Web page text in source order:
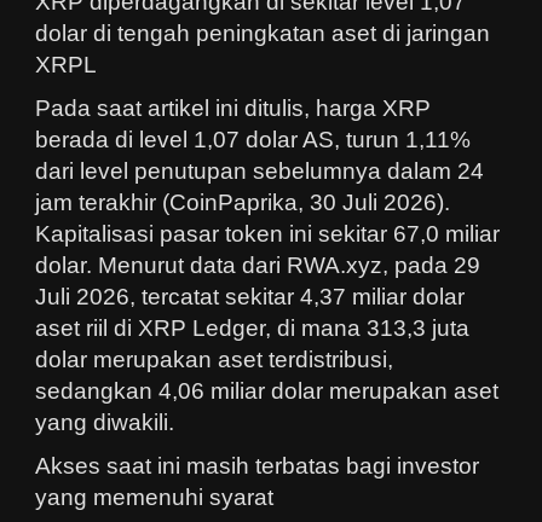
dolar di tengah peningkatan aset di jaringan
XRPL
Pada saat artikel ini ditulis, harga XRP
berada di level 1,07 dolar AS, turun 1,11%
dari level penutupan sebelumnya dalam 24
jam terakhir (CoinPaprika, 30 Juli 2026).
Kapitalisasi pasar token ini sekitar 67,0 miliar
dolar. Menurut data dari RWA.xyz, pada 29
Juli 2026, tercatat sekitar 4,37 miliar dolar
aset riil di XRP Ledger, di mana 313,3 juta
dolar merupakan aset terdistribusi,
sedangkan 4,06 miliar dolar merupakan aset
yang diwakili.
Akses saat ini masih terbatas bagi investor
yang memenuhi syarat